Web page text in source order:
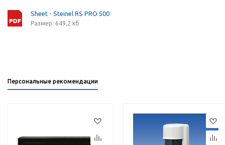
Sheet - Steinel RS PRO 500
Размер: 649,2 кб
Персональные рекомендации